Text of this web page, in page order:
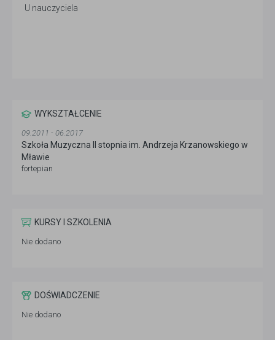
U nauczyciela
WYKSZTAŁCENIE
09.2011 - 06.2017
Szkoła Muzyczna II stopnia im. Andrzeja Krzanowskiego w
Mławie
fortepian
KURSY I SZKOLENIA
Nie dodano
DOŚWIADCZENIE
Nie dodano